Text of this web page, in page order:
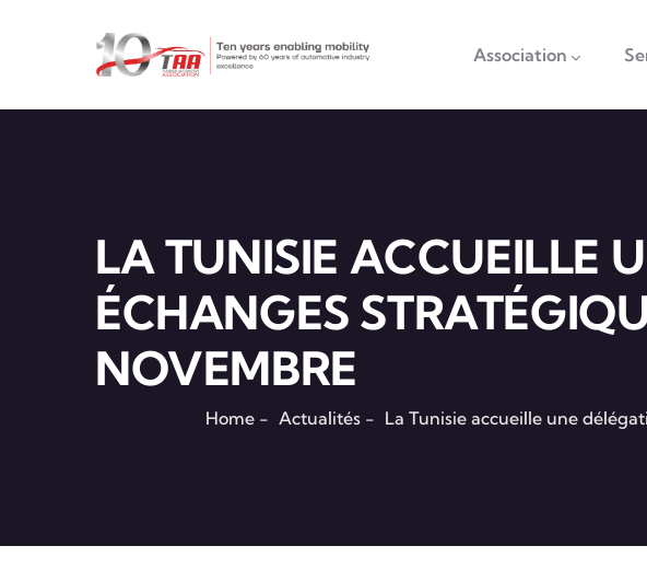
Association
LA TUNISIE ACCUEILLE
ÉCHANGES
NOVEMBRE
Home - Actualités - La Tunisie accueille une